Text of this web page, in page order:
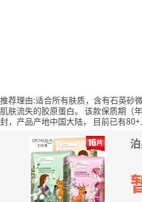
推荐理由:适合所有肤质，含有石英砂
肌肤流失的胶原蛋白。 该款保质期（
封，产品产地中国大陆，
目前已有